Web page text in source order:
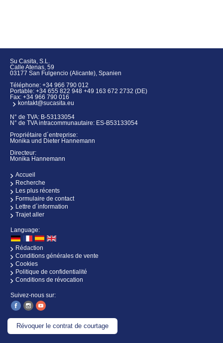
Su Casita, S.L.
Calle Atenas, 59
03177 San Fulgencio (Alicante), Spanien
Téléphone: +34 966 790 012
Portable: +34 655 822 948 +49 163 672 2732 (DE)
Fax: +34 966 790 016
kontakt@sucasita.eu
N° de TVA: B-53133054
N° de TVA intracommunautaire: ES-B53133054
Propriétaire d´entreprise:
Monika und Dieter Hannemann
Directeur:
Monika Hannemann
Accueil
Recherche
Les plus récents
Formulaire de contact
Lettre d´information
Trajet aller
Language:
Rédaction
Conditions générales de vente
Cookies
Politique de confidentialité
Conditions de révocation
Suivez-nous sur:
Révoquer le contrat de courtage